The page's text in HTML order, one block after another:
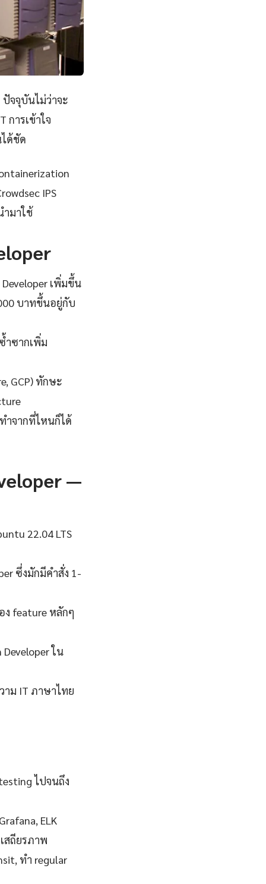
จจุบันไม่ว่าจะ
การเข้าใจ
ด้ชัด
IPS
ำมาใช้
เพิ่มขึ้น
บาทขึ้นอยู่กับ
ำซากเพิ่ม
GCP) ทักษะ
ำจากที่ไหนก็ได้
—
22.04 LTS
ซึ่งมักมีคำสั่ง 1-
ง feature หลักๆ
ใน
าม IT ภาษาไทย
ไปจนถึง
ELK
สถียรภาพ
ทำ regular